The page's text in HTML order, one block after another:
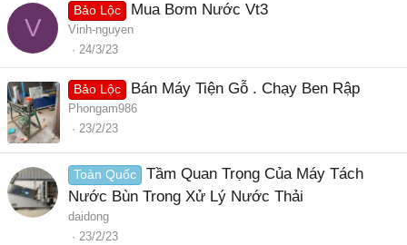
V
Bảo Lộc Mua Bơm Nước Vt3
Vinh-nguyen
24/3/23
Bảo Lộc Bán Máy Tiện Gỗ . Chạy Ben Rập
Phongam986
23/2/23
Toàn Quốc
Tầm Quan Trọng Của Máy Tách
Nước Bùn Trong Xử Lý Nước Thải
daidong
23/2/23